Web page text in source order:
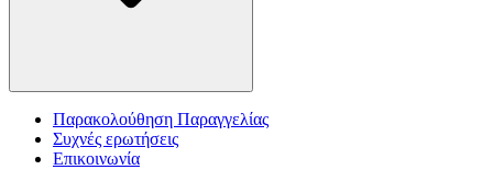
Παρακολούθηση Παραγγελίας
Συχνές ερωτήσεις
Επικοινωνία